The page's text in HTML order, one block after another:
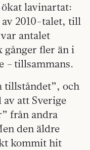
lavinartat:
av 2010-talet, till
antalet
gånger fler än i
– tillsammans.
tillståndet”, och
att Sverige
från andra
den äldre
kommit hit